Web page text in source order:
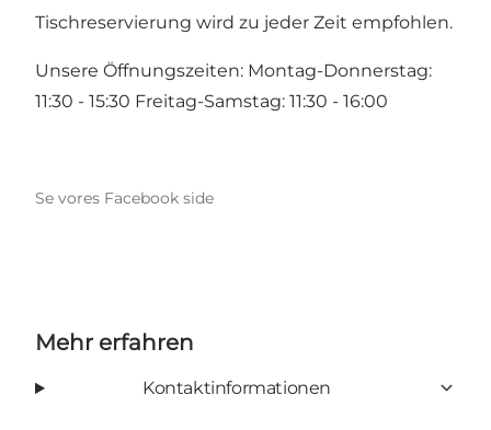
Tischreservierung wird zu jeder Zeit empfohlen.
Unsere Öffnungszeiten: Montag-Donnerstag:
11:30 - 15:30 Freitag-Samstag: 11:30 - 16:00
Se vores Facebook side
Mehr erfahren
Kontaktinformationen